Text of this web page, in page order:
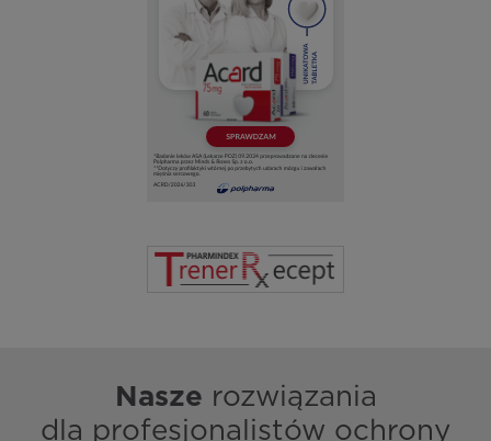
Nasze rozwiązania
dla profesjonalistów ochrony